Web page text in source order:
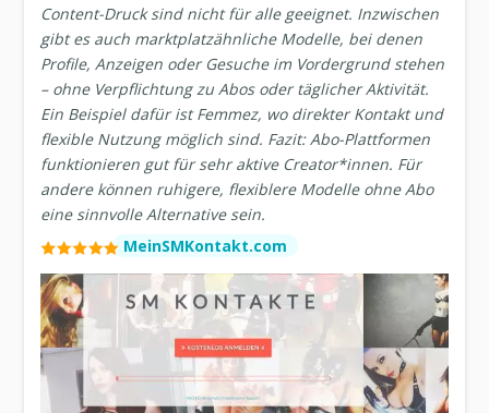
Content-Druck sind nicht für alle geeignet. Inzwischen
gibt es auch marktplatzähnliche Modelle, bei denen
Profile, Anzeigen oder Gesuche im Vordergrund stehen
– ohne Verpflichtung zu Abos oder täglicher Aktivität.
Ein Beispiel dafür ist Femmez, wo direkter Kontakt und
flexible Nutzung möglich sind. Fazit: Abo-Plattformen
funktionieren gut für sehr aktive Creator*innen. Für
andere können ruhigere, flexiblere Modelle ohne Abo
eine sinnvolle Alternative sein.
MeinSMKontakt.com